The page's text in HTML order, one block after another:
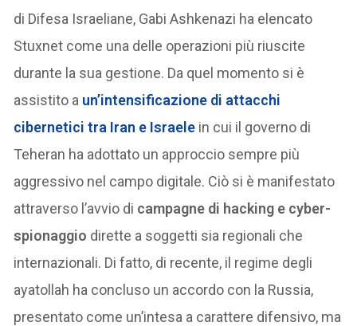
di Difesa Israeliane, Gabi Ashkenazi ha elencato
Stuxnet come una delle operazioni più riuscite
durante la sua gestione. Da quel momento si è
assistito a un’intensificazione di attacchi
cibernetici tra Iran e Israele in cui il governo di
Teheran ha adottato un approccio sempre più
aggressivo nel campo digitale. Ciò si è manifestato
attraverso l’avvio di campagne di hacking e cyber-
spionaggio dirette a soggetti sia regionali che
internazionali. Di fatto, di recente, il regime degli
ayatollah ha concluso un accordo con la Russia,
presentato come un’intesa a carattere difensivo, ma